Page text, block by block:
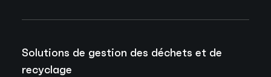
Solutions de gestion des déchets et de
recyclage